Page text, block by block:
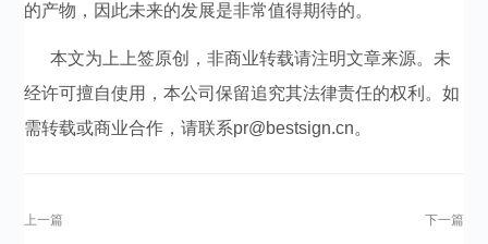
的产物，因此未来的发展是非常值得期待的。
本文为上上签原创，非商业转载请注明文章来源。未
经许可擅自使用，本公司保留追究其法律责任的权利。如
需转载或商业合作，请联系pr@bestsign.cn。
上一篇 下一篇